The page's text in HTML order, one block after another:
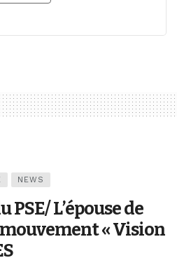
NEWS
L’épouse de
« Vision